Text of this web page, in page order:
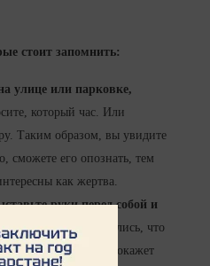
стоит запомнить:
улице или парковке,
который час. Или
Таким образом, вы увидите
сможете его опознать, тем
как жертва.
руки перед собой и
признавались, что
она закричит или покажет